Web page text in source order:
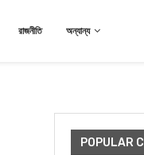
রাজনীতি অন্যান্য
POPULAR